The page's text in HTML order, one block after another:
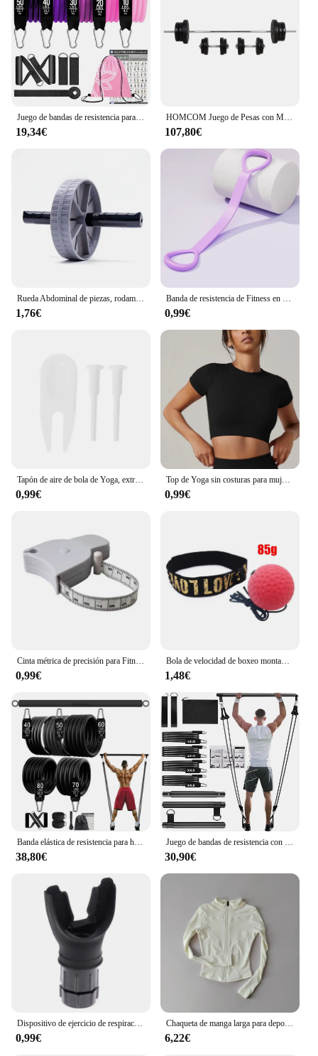
support needed to perform a variety of exercises.
The lightweight yet sturdy design ensures that
anyone can use them, regardless of their fitness
level. The ease of assembly and the ability to store
them away when not in use make these supports a
practical and user-friendly addition to your home
workout space.
Juego de bandas de resistencia para ejercicios de Fitness, tubos elásticos, cuerda de tracción, equipo de entrenamiento para Yoga, gimnasio en casa, peso, 360 libras
19,34€
HOMCOM Juego de Pesas con Mancuernas y Barra Pesos Ajustables 2en1 con Discos para Entrenamiento Fitness en Hogar Gimnasio Negro
107,80€
Rueda Abdominal de piezas, rodamiento de carga fuerte, rodillo antideslizante, equipo de ejercicio muscular, entrenamiento físico, uso doméstico, silencioso, 1 unidad
1,76€
Banda de resistencia de Fitness en forma de 8, banda elástica de entrenamiento deportivo, cuerda de tracción de goma para Fitness en casa, entrenamiento de Yoga, ejercicio, equipo de gimnasio
0,99€
Tapón de aire de bola de Yoga, extractor de enchufe de aire, bocina de caballo, tapones de válvula
0,99€
Top de Yoga sin costuras para mujer, camisetas deportivas, ropa de Fitness, camiseta de manga corta de Yoga, Top de gimnasio, ropa activa para correr, Top deportivo
0,99€
Cinta métrica de precisión para Fitness, medidor de grasa corporal retráctil para pérdida de peso, accesorios de regla, 1 unidad
0,99€
Bola de velocidad de boxeo montada en la cabeza, pelota de boxeo de PU, entrenamiento MMA Sanda, reacción de mano y ojo, bolsa de arena para el hogar, equipo de boxeo para Fitness, gran oferta
1,48€
Banda elástica de resistencia para hacer ejercicio en casa, juego de arnés con mancuernas, equipo expansor para entrenamiento en casa, Fitness, 300lb
38,80€
Juego de bandas de resistencia con barra de Fitness, entrenamiento, gimnasio, cuerda de tracción, tubo de látex para Yoga, equipo de ejercicio elástico deportivo para el hogar
30,90€
0,99€
Chaqueta de manga larga para deportes al aire libre para mujer, ropa de Yoga delgada, cárdigan de secado rápido con cremallera, cuello alto, chaqueta para correr, Fitness, Top
6,22€